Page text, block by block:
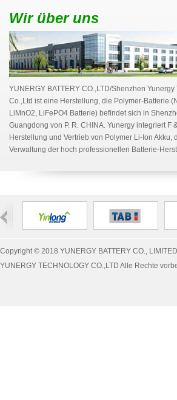
Wir über uns
YUNERGY BATTERY CO.,LTD/Shenzhen
Co.,Ltd ist eine Herstellung, die Polymer-Batterie
LiMnO2, LiFePO4 Batterie) befindet sich in
Guangdong von P. R. CHINA. Yunergy integriert F
Herstellung und Vertrieb von Polymer Li-Ion Akku,
Verwaltung der hoch professionellen Batterie-
Copyright © 2018 YUNERGY BATTERY CO.,
YUNERGY TECHNOLOGY CO.,LTD Alle Rechte